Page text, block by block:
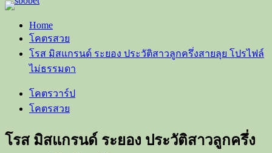
Home
โคตรสวย
โรส มิสแกรนด์ ระยอง ประวัติสาวลูกครึ่งสายลุย โปรไฟล์
ไม่ธรรมดา
โคตรวาร์ป
โคตรสวย
โรส มิสแกรนด์ ระยอง ประวัติสาวลูกครึ่ง